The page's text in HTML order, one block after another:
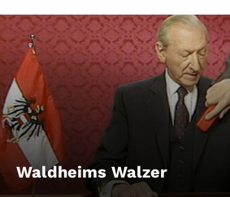
Waldheims Walzer